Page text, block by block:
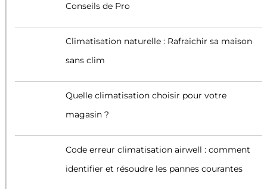
Conseils de Pro
Climatisation naturelle : Rafraichir sa maison
sans clim
Quelle climatisation choisir pour votre
magasin ?
Code erreur climatisation airwell : comment
identifier et résoudre les pannes courantes